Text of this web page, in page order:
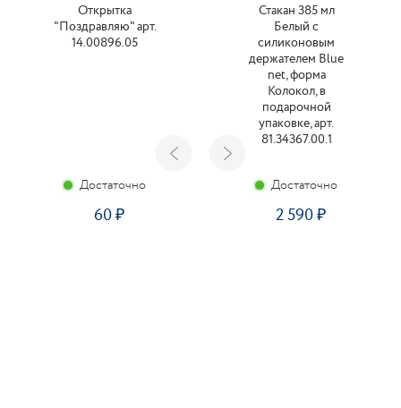
Открытка
"Поздравляю" арт.
14.00896.05
Достаточно
60
Стакан 385 мл
Белый с
силиконовым
держателем Blue
net, форма
Колокол, в
подарочной
упаковке, арт.
81.34367.00.1
Достаточно
2 590